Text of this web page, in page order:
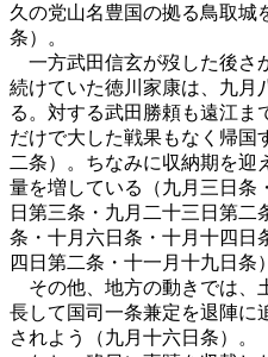
久の党山名豊国の拠る鳥取城
条）。
一方武田信玄が歿した後さ
続けていた徳川家康は、九月
る。対する武田勝頼も遠江ま
だけで大した戦果もなく帰国
二条）。ちなみに収納期を迎
量を増している（九月三日条
日第三条・九月二十三日第二
条・十月六日条・十月十四日
四日第二条・十一月十九日条
その他、地方の動きでは、
長して国司一条兼定を退陣に
されよう（九月十六日条）。